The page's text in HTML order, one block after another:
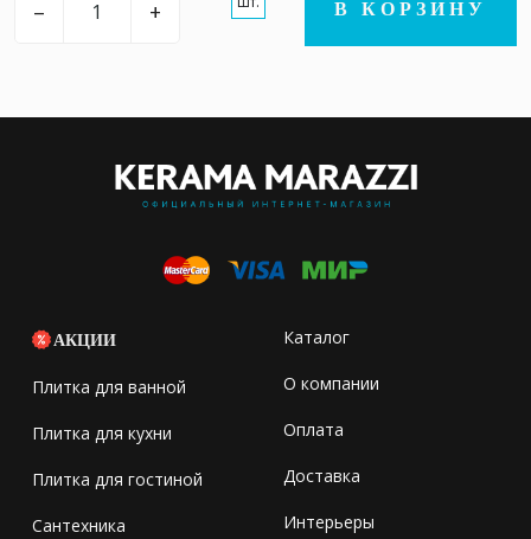
– + В КОРЗИНУ
АКЦИИ
Плитка для ванной
Плитка для кухни
Плитка для гостиной
Сантехника
Каталог
О компании
Оплата
Доставка
Интерьеры